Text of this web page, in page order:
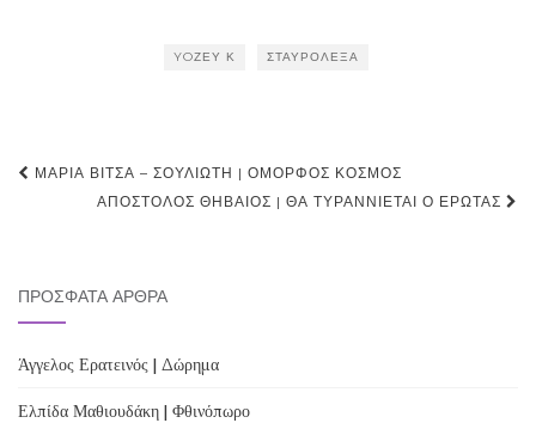
YOΖΕΥ Κ ΣΤΑΥΡΌΛΕΞΑ
Post
navigation
ΜΑΡΊΑ ΒΊΤΣΑ – ΣΟΥΛΙΏΤΗ | ΌΜΟΡΦΟΣ ΚΌΣΜΟΣ
ΑΠΌΣΤΟΛΟΣ ΘΗΒΑΊΟΣ | ΘΑ ΤΥΡΑΝΝΙΈΤΑΙ Ο ΈΡΩΤΑΣ
ΠΡΌΣΦΑΤΑ ΆΡΘΡΑ
Άγγελος Ερατεινός | Δώρημα
Ελπίδα Μαθιουδάκη | Φθινόπωρο